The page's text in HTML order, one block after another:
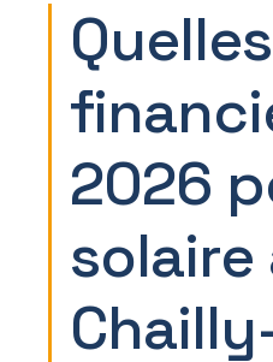
2026
solaire